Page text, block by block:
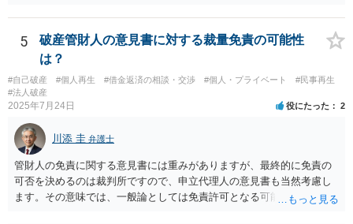
してみてください。
5
破産管財人の意見書に対する裁量免責の可能性
は？
#自己破産 #個人再生 #借金返済の相談・交渉 #個人・プライベート
#民事再生
#法人破産
2025年7月24日 役にたった 2
川添 圭 弁護士
管財人の免責に関する意見書には重みがありますが、最終的に免責の
可否を決めるのは裁判所ですので、申立代理人の意見書も当然考慮し
ます。その意味では、一般論としては免責許可となる可能性が全くな